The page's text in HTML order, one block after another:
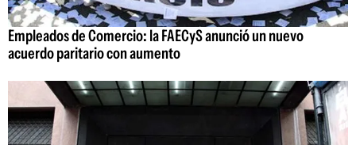
Empleados de Comercio: la FAECyS anunció un nuevo
acuerdo paritario con aumento